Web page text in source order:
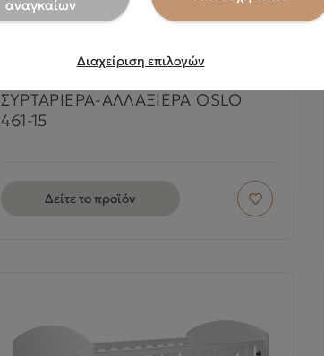
ΣΥΡΤΑΡΙΕΡΑ-ΑΛΛΑΞΙΕΡΑ OSLO
461-15
Δείτε το προϊόν
αναγκαίων
Διαχείριση επιλογών